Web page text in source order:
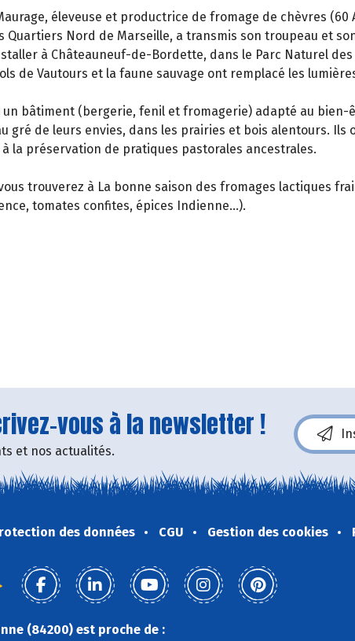
éleveuse et productrice de fromage de chèvres
Quartiers Nord de Marseille, a transmis son troupeau et
à Châteauneuf-de-Bordette, dans le Parc Naturel
de Vautours et la faune sauvage ont remplacé les
bâtiment (bergerie, fenil et fromagerie) adapté au bien-
gré de leurs envies, dans les prairies et bois alentours.
la préservation de pratiques pastorales ancestrales.
trouverez à La bonne saison des fromages lactiques
tomates confites, épices Indienne...).
vous à la newsletter !
et nos actualités.
des données CGU Gestion des cookies
(84200) est proche de :